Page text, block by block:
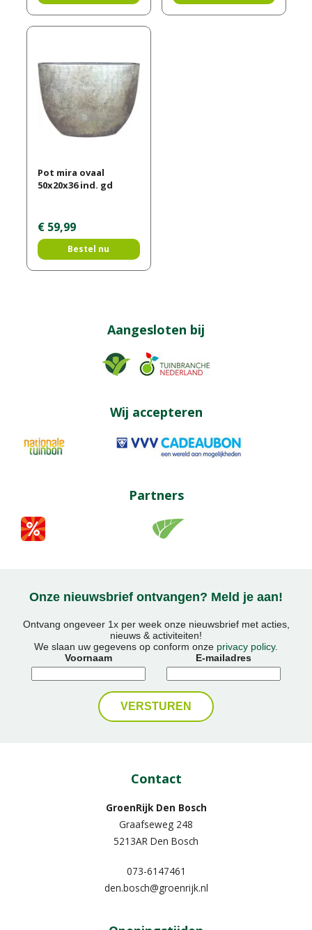
Pot mira ovaal
50x20x36 ind. gd
€ 59,99
Bestel nu
Aangesloten bij
Wij accepteren
Partners
Onze nieuwsbrief ontvangen? Meld je aan!
Ontvang ongeveer 1x per week onze nieuwsbrief met acties,
nieuws & activiteiten!
We slaan uw gegevens op conform onze privacy policy.
Voornaam
E-mailadres
Contact
GroenRijk Den Bosch
Graafseweg 248
5213AR Den Bosch
073-6147461
den.bosch@groenrijk.nl